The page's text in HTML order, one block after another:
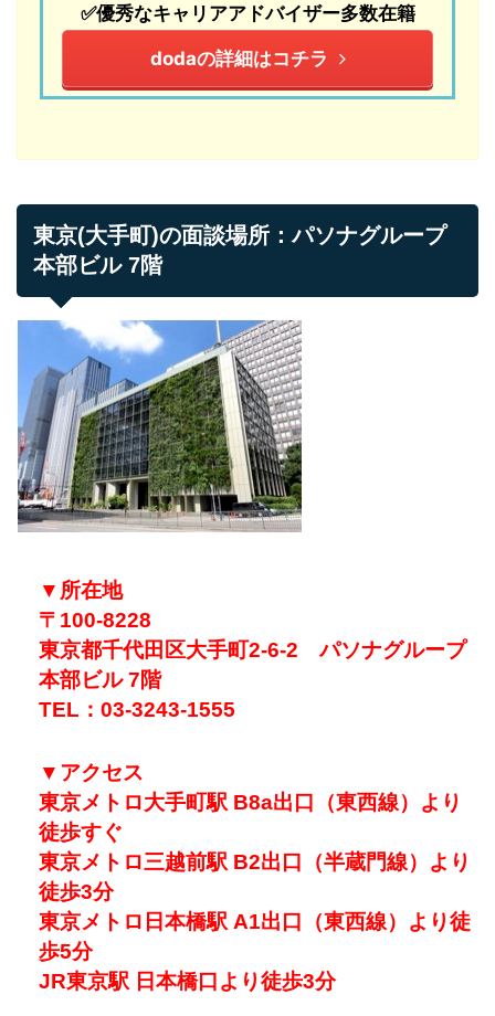
✅優秀なキャリアアドバイザー多数在籍
dodaの詳細はコチラ
東京(大手町)の面談場所：パソナグループ
本部ビル 7階
▼所在地
〒100-8228
東京都千代田区大手町2-6-2 パソナグループ
本部ビル 7階
TEL：03-3243-1555
▼ アクセス
東京メトロ大手町駅 B8a出口（東西線）より
徒歩すぐ
東京メトロ三越前駅 B2出口（半蔵門線）より
徒歩3分
東京メトロ日本橋駅 A1出口（東西線）より徒
歩5分
JR東京駅 日本橋口より徒歩3分